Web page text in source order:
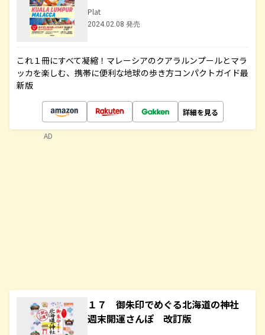
Plat
2024.02.08 発売
これ１冊にすべて凝縮！マレーシアのクアラルンプールとマラ
ッカを楽しむ、携帯に便利な地球の歩き方コンパクトガイド最
新版
詳細を見る
１７ 御朱印でめぐる北海道の神社
週末開運さんぽ 改訂版
AD